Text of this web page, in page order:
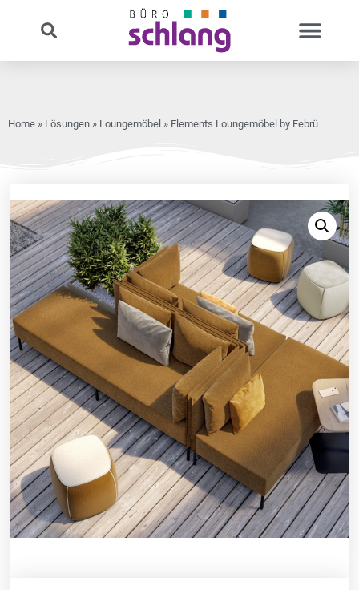
Home » Lösungen » Loungemöbel » Elements Loungemöbel by Febrü